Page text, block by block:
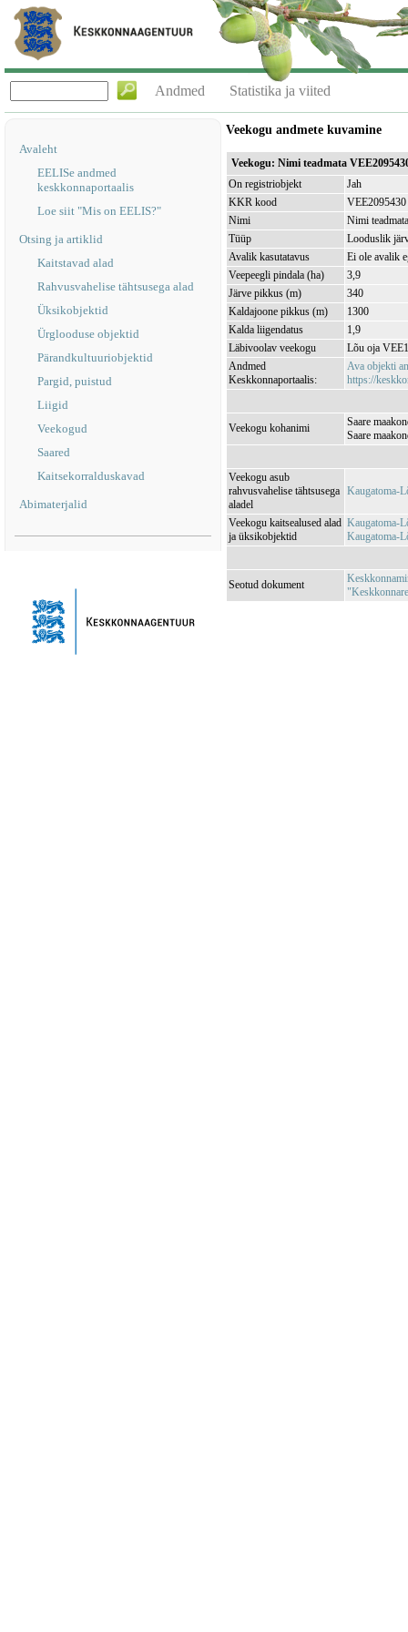
Andmed Statistika ja viited
Avaleht
EELISe andmed
keskkonnaportaalis
Loe siit "Mis on EELIS?"
Otsing ja artiklid
Kaitstavad alad
Rahvusvahelise tähtsusega alad
Üksikobjektid
Ürglooduse objektid
Pärandkultuuriobjektid
Pargid, puistud
Liigid
Veekogud
Saared
Kaitsekorralduskavad
Abimaterjalid
Veekogu andmete kuvamine
Veekogu: Nimi teadmata
On registriobjekt
Jah
KKR kood
VEE2095430
Nimi
Nimi teadmata
Tüüp
Looduslik
Avalik kasutatavus
Ei ole avalik
Veepeegli pindala (ha)
3,9
Järve pikkus (m)
340
Kaldajoone pikkus (m)
1300
Kalda liigendatus
1,9
Läbivoolav veekogu
Lõu oja
Andmed
Keskkonnaportaalis:
Ava objekti
https://
Veekogu kohanimi
Saare
Saare
Veekogu asub
rahvusvahelise tähtsusega
aladel
Kaugatoma-
Veekogu kaitsealused alad
ja üksikobjektid
Kaugatoma-
Kaugatoma-
Seotud dokument